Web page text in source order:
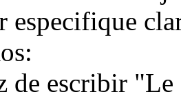
especifique
de escribir